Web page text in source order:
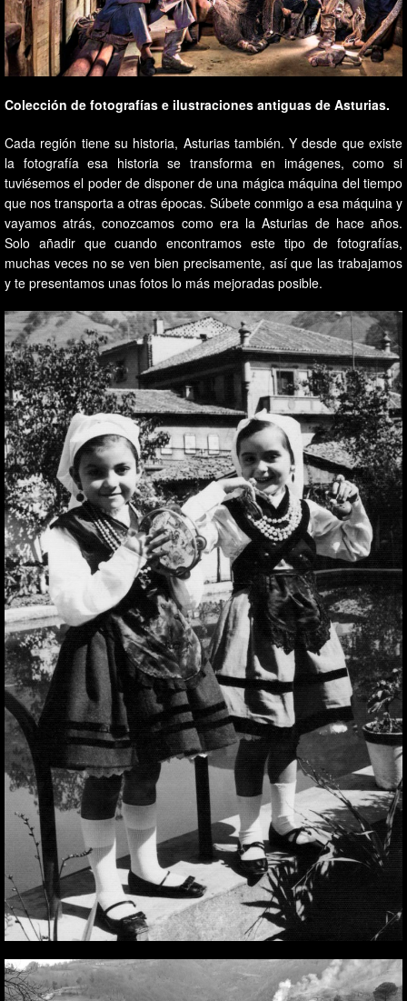
Colección de fotografías e ilustraciones antiguas de Asturias.
Cada región tiene su historia, Asturias también. Y desde que existe
la fotografía esa historia se transforma en imágenes, como si
tuviésemos el poder de disponer de una mágica máquina del tiempo
que nos transporta a otras épocas. Súbete conmigo a esa máquina y
vayamos atrás, conozcamos como era la Asturias de hace años.
Solo añadir que cuando encontramos este tipo de fotografías,
muchas veces no se ven bien precisamente, así que las trabajamos
y te presentamos unas fotos lo más mejoradas posible.